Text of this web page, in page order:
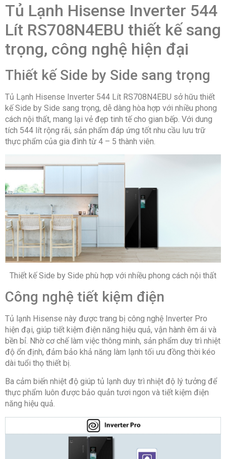
Tiện ích: Bảng điều khiển bên ngoài
Thông số kích thước/Lắp đặt
Kích thước: 178.5cm x 91cm x 64.3cm (Cao x rộng x
sâu)
Nguồn điện áp:220V – 240V/50Hz – 60Hz
Thương hiệu:Hisense
Xuất xứ thương hiệu:Trung Quốc
Sản xuất tại:Trung Quốc
Bảo hành:36 tháng theo chính sách Hãng.
Tủ Lạnh Hisense Inverter 544
Lít RS708N4EBU thiết kế sang
trọng, công nghệ hiện đại
Thiết kế Side by Side sang trọng
Tủ Lạnh Hisense Inverter 544 Lít RS708N4EBU sở hữu thiết
kế Side by Side sang trọng, dễ dàng hòa hợp với nhiều phong
cách nội thất, mang lại vẻ đẹp tinh tế cho gian bếp. Với dung
tích 544 lít rộng rãi, sản phẩm đáp ứng tốt nhu cầu lưu trữ
thực phẩm của gia đình từ 4 – 5 thành viên.
Thiết kế Side by Side phù hợp với nhiều phong cách nội thất
Công nghệ tiết kiệm điện
Tủ lạnh Hisense này được trang bị công nghệ Inverter Pro
hiện đại, giúp tiết kiệm điện năng hiệu quả, vận hành êm ái và
bền bỉ. Nhờ cơ chế làm việc thông minh, sản phẩm duy trì nhiệt
độ ổn định, đảm bảo khả năng làm lạnh tối ưu đồng thời kéo
dài tuổi thọ thiết bị.
Ba cảm biến nhiệt độ giúp tủ lạnh duy trì nhiệt độ lý tưởng để
thực phẩm luôn được bảo quản tươi ngon và tiết kiệm điện
năng hiệu quả.